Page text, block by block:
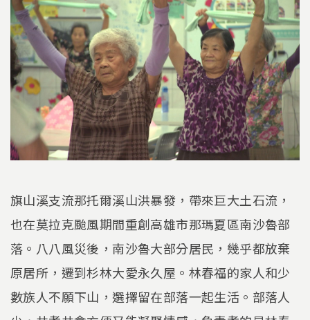
旗山溪支流那托爾溪山洪暴發，帶來巨大土石流，
也在莫拉克颱風期間重創高雄市那瑪夏區南沙魯部
落。八八風災後，南沙魯大部分居民，幾乎都放棄
原居所，遷到杉林大愛永久屋。林春福的家人和少
數族人不願下山，選擇留在部落一起生活。部落人